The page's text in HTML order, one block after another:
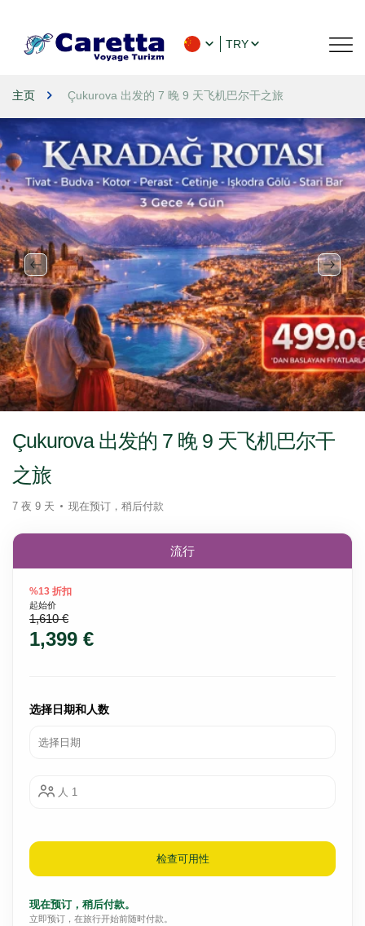
TRY
主页 Çukurova 出发的 7 晚 9 天飞机巴尔干之旅
Çukurova 出发的 7 晚 9 天飞机巴尔干
之旅
7 夜 9 天 现在预订，稍后付款
流行
%13 折扣
起始价
1,610 €
1,399 €
选择日期和人数
人 1
检查可用性
现在预订，稍后付款。
立即预订，在旅行开始前随时付款。